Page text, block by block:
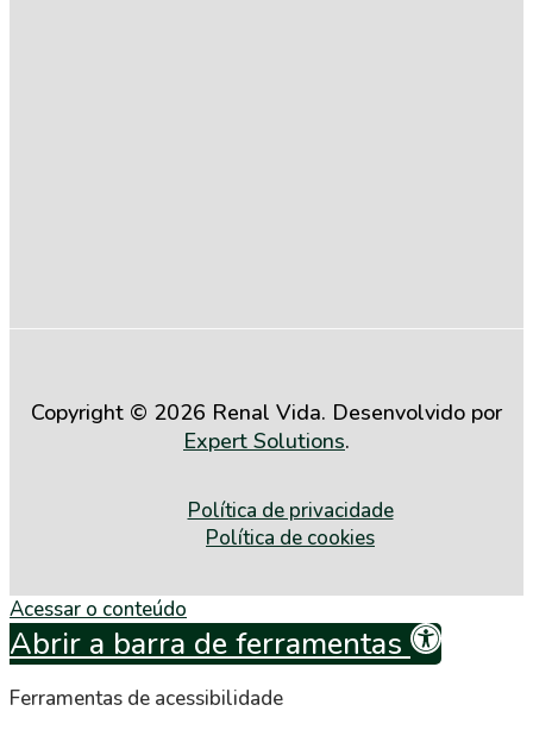
Copyright © 2026 Renal Vida. Desenvolvido por
Expert Solutions.
Política de privacidade
Política de cookies
Acessar o conteúdo
Abrir a barra de ferramentas
Ferramentas de acessibilidade